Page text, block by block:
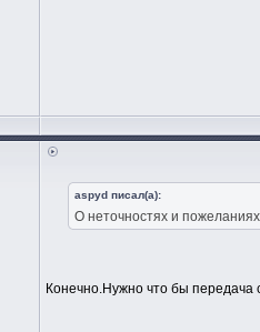
aspyd писал(а):
О неточностях и
Конечно.Нужно что бы передача